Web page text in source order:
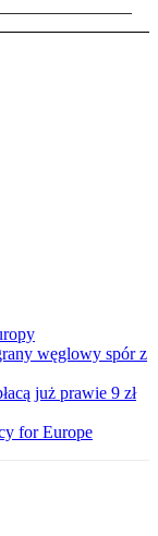
węglowy spór z
już prawie 9 zł
for Europe